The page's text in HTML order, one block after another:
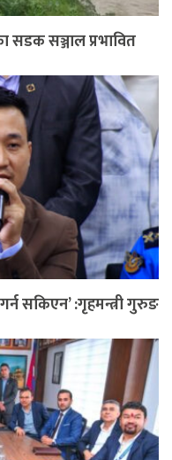
सडक सञ्जाल प्रभावित
सकिएन’ :गृहमन्त्री गुरुङ